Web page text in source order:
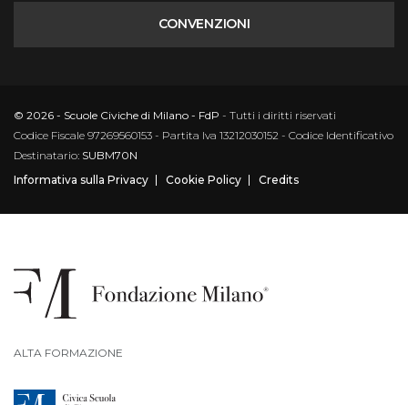
CONVENZIONI
© 2026 - Scuole Civiche di Milano - FdP - Tutti i diritti riservati
Codice Fiscale 97269560153 - Partita Iva 13212030152 - Codice Identificativo
Destinatario: SUBM70N
Informativa sulla Privacy
Cookie Policy Credits
ALTA FORMAZIONE